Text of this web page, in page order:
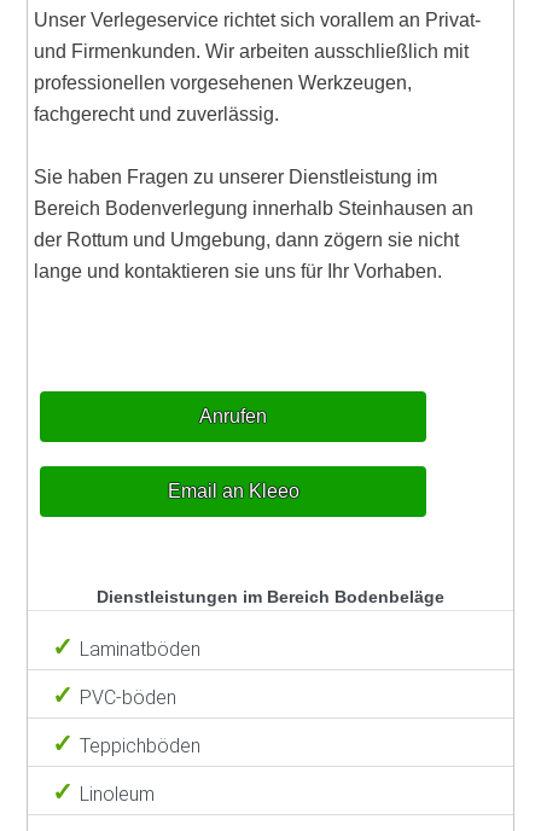
Unser Verlegeservice richtet sich vorallem an Privat-
und Firmenkunden. Wir arbeiten ausschließlich mit
professionellen vorgesehenen Werkzeugen,
fachgerecht und zuverlässig.
Sie haben Fragen zu unserer Dienstleistung im
Bereich Bodenverlegung innerhalb Steinhausen an
der Rottum und Umgebung, dann zögern sie nicht
lange und kontaktieren sie uns für Ihr Vorhaben.
Anrufen
Email an Kleeo
Dienstleistungen im Bereich Bodenbeläge
Laminatböden
PVC-böden
Teppichböden
Linoleum